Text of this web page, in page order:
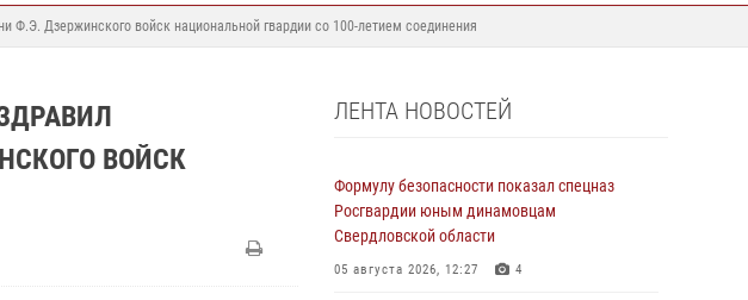
Дзержинского войск национальной гвардии со 100-летием соединения
ВОЙСК
ЛЕНТА НОВОСТЕЙ
Формулу безопасности показал спецназ
Росгвардии юным динамовцам
Свердловской области
05 августа 2026, 12:27 4